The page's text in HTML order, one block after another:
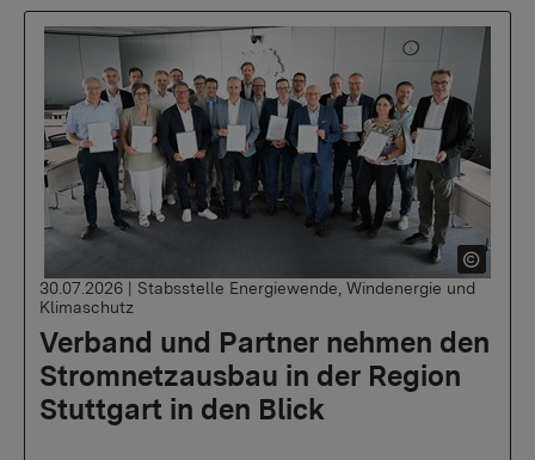
Verband und Partner nehmen den
Stromnetzausbau in der Region
Stuttgart in den Blick
30.07.2026 | Stabsstelle Energiewende, Windenergie und
Klimaschutz